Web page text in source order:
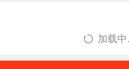
加载中